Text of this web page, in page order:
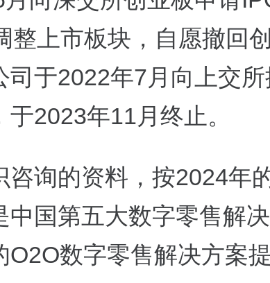
整上市板块，自愿撤回
司于2022年7月向上交
2023年11月终止。
咨询的资料，按2024年
中国第五大数字零售解
O2O数字零售解决方案提